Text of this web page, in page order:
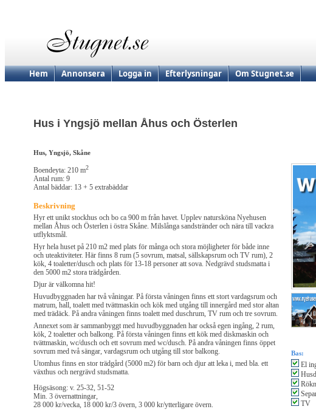
Hem Annonsera Logga in Efterlysningar Om Stugnet.se
Hus i Yngsjö mellan Åhus och Österlen
Hus, Yngsjö, Skåne
Boendeyta: 210 m2
Antal rum: 9
Antal bäddar: 13 + 5 extrabäddar
Beskrivning
Hyr ett unikt stockhus och bo ca 900 m från havet. Upplev natursköna Nyehusen
mellan Åhus och Österlen i östra Skåne. Milslånga sandstränder och nära till vackra
utflyktsmål.
Hyr hela huset på 210 m2 med plats för många och stora möjligheter för både inne
och uteaktiviteter. Här finns 8 rum (5 sovrum, matsal, sällskapsrum och TV rum), 2
kök, 4 toaletter/dusch och plats för 13-18 personer att sova. Nedgrävd studsmatta i
den 5000 m2 stora trädgården.
Djur är välkomna hit!
Huvudbyggnaden har två våningar. På första våningen finns ett stort vardagsrum och
matrum, hall, toalett med tvättmaskin och kök med utgång till innergård med stor altan
med trädäck. På andra våningen finns toalett med duschrum, TV rum och tre sovrum.
Annexet som är sammanbyggt med huvudbyggnaden har också egen ingång, 2 rum,
kök, 2 toaletter och balkong. På första våningen finns ett kök med diskmaskin och
tvättmaskin, wc/dusch och ett sovrum med wc/dusch. På andra våningen finns öppet
sovrum med två sängar, vardagsrum och utgång till stor balkong.
Utomhus finns en stor trädgård (5000 m2) för barn och djur att leka i, med bla. ett
växthus och nergrävd studsmatta.
Högsäsong: v. 25-32, 51-52
Min. 3 övernattningar,
28 000 kr/vecka, 18 000 kr/3 övern, 3 000 kr/ytterligare övern.
Bas:
El
TV